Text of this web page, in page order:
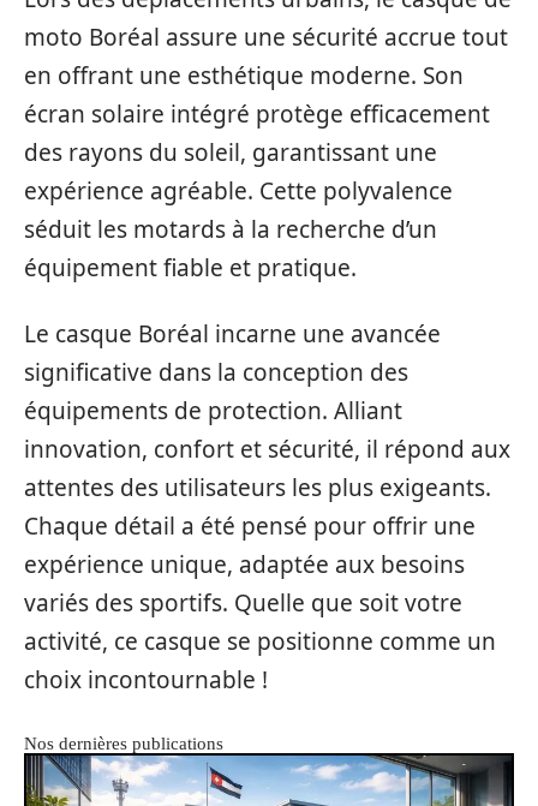
moto Boréal assure une sécurité accrue tout
en offrant une esthétique moderne. Son
écran solaire intégré protège efficacement
des rayons du soleil, garantissant une
expérience agréable. Cette polyvalence
séduit les motards à la recherche d’un
équipement fiable et pratique.
Le casque Boréal incarne une avancée
significative dans la conception des
équipements de protection. Alliant
innovation, confort et sécurité, il répond aux
attentes des utilisateurs les plus exigeants.
Chaque détail a été pensé pour offrir une
expérience unique, adaptée aux besoins
variés des sportifs. Quelle que soit votre
activité, ce casque se positionne comme un
choix incontournable !
Nos dernières publications